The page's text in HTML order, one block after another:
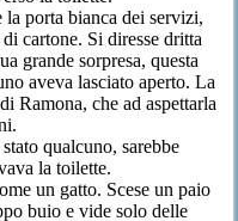
porta bianca dei servizi,
cartone. Si diresse dritta
grande sorpresa, questa
aveva lasciato aperto. La
Ramona, che ad aspettarla
qualcuno, sarebbe
la toilette.
un gatto. Scese un paio
buio e vide solo delle